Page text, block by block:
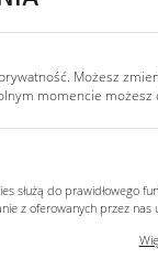
ręki
cm.
wyłącza
Możesz
momencie możesz
służą do prawidłowego
z oferowanych przez nas
prywatności,